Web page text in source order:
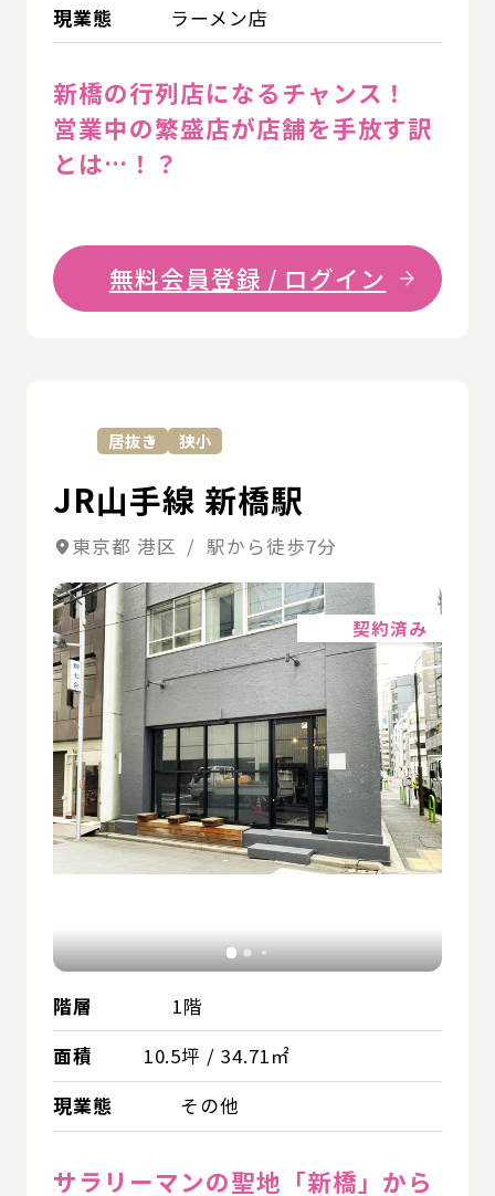
現業態
ラーメン店
新橋の行列店になるチャンス！
営業中の繁盛店が店舗を手放す訳
とは…！？
無料会員登録 / ログイン
居抜き 狭小
JR山手線 新橋駅
東京都 港区 / 駅から徒歩7分
契約済み
階層
1階
面積
10.5坪 / 34.71㎡
現業態
その他
サラリーマンの聖地「新橋」から